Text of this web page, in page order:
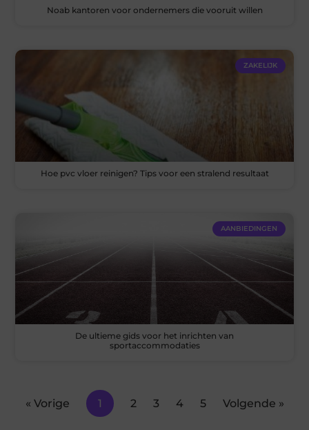
Noab kantoren voor ondernemers die vooruit willen
ZAKELIJK
Hoe pvc vloer reinigen? Tips voor een stralend resultaat
AANBIEDINGEN
De ultieme gids voor het inrichten van
sportaccommodaties
« Vorige 1 2 3 4 5 Volgende »